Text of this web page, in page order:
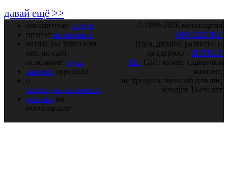
давай ещё >>
оппозитный форум
полное оглавление
хотите вы этого или
нет, но сайт
использует куки
закрома oppozit.ru
о
конфиденциальности
реклама на
мотопортале
© 1999-2026 мотопортал
OPPOZIT.RU
Идея, дизайн, развитие и
поддержка : SHTRLZ
16+ Сайт может содержать
контент,
не предназначенный для лиц
младше 16-ти лет